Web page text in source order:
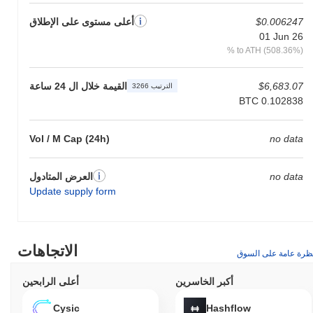
أعلى مستوى على الإطلاق
$0.006247
01 Jun 26
% to ATH (508.36%)
القيمة خلال ال 24 ساعة الترتيب 3266
$6,683.07
BTC 0.102838
Vol / M Cap (24h) no data
العرض المتادول
Update supply form
no data
الاتجاهات عامة على السوق
أعلى الرابحين
Cysic
أكبر الخاسرين
Hashflow